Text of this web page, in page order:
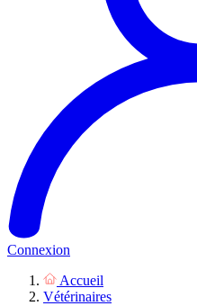
Connexion
Accueil
Vétérinaires